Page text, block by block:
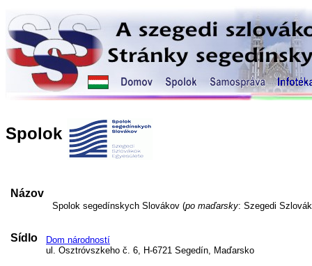
Spolok
Názov
Spolok segedínskych Slovákov (po maďarsky: Szegedi
Sídlo
Dom národností
ul. Osztróvszkeho č. 6, H-6721 Segedín, Maďarsko